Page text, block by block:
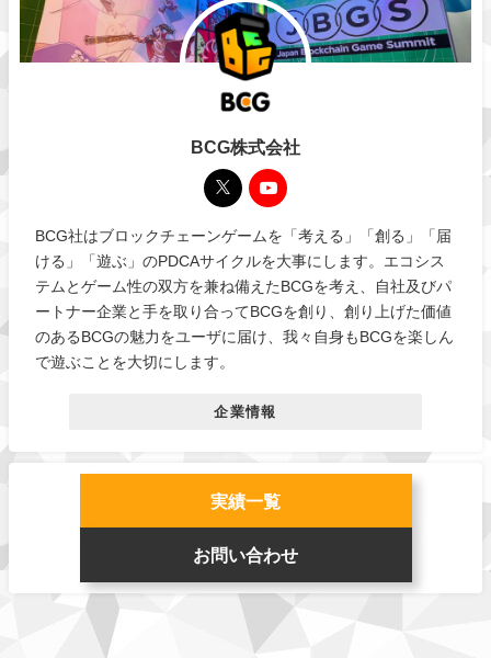
BCG株式会社
BCG社はブロックチェーンゲームを「考える」「創る」「届
ける」「遊ぶ」のPDCAサイクルを大事にします。エコシス
テムとゲーム性の双方を兼ね備えたBCGを考え、自社及びパ
ートナー企業と手を取り合ってBCGを創り、創り上げた価値
のあるBCGの魅力をユーザに届け、我々自身もBCGを楽しん
で遊ぶことを大切にします。
企業情報
実績一覧
お問い合わせ